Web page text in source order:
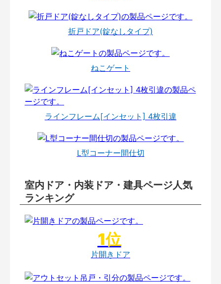
折戸ドア(錠なしタイプ)
ねこゲート
ラインフレーム[インセット] 4枚引違
L型コーナー間仕切
室内ドア・内装ドア・建具ページ人気
ランキング
片開きドア